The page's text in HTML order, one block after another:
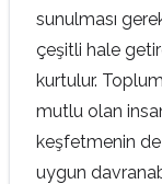
sunulması
çeşitli hale
kurtulur.
mutlu olan
keşfetmenin de
uygun